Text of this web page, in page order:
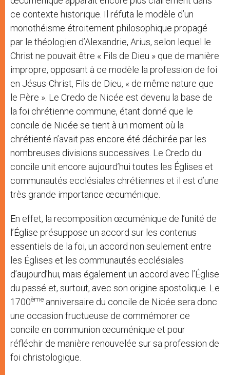
ce contexte historique. Il réfuta le modèle d’un
monothéisme étroitement philosophique propagé
par le théologien d’Alexandrie, Arius, selon lequel le
Christ ne pouvait être « Fils de Dieu » que de manière
impropre, opposant à ce modèle la profession de foi
en Jésus-Christ, Fils de Dieu, « de même nature que
le Père ». Le Credo de Nicée est devenu la base de
la foi chrétienne commune, étant donné que le
concile de Nicée se tient à un moment où la
chrétienté n’avait pas encore été déchirée par les
nombreuses divisions successives. Le Credo du
concile unit encore aujourd’hui toutes les Églises et
communautés ecclésiales chrétiennes et il est d’une
très grande importance œcuménique.
En effet, la recomposition œcuménique de l’unité de
l’Église présuppose un accord sur les contenus
essentiels de la foi, un accord non seulement entre
les Églises et les communautés ecclésiales
d’aujourd’hui, mais également un accord avec l’Église
du passé et, surtout, avec son origine apostolique. Le
1700ème anniversaire du concile de Nicée sera donc
une occasion fructueuse de commémorer ce
concile en communion œcuménique et pour
réfléchir de manière renouvelée sur sa profession de
foi christologique.